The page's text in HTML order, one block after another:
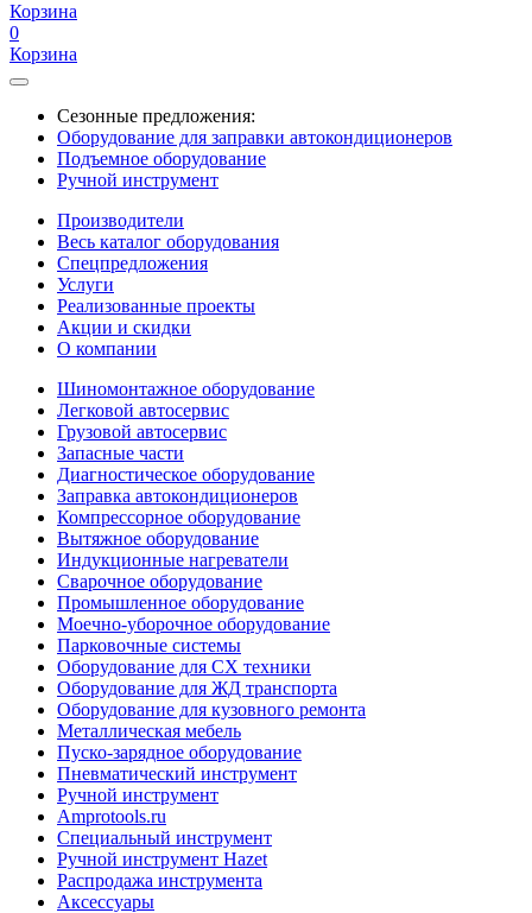
Корзина
0
Корзина
Сезонные предложения:
Оборудование для заправки автокондиционеров
Подъемное оборудование
Ручной инструмент
Производители
Весь каталог оборудования
Спецпредложения
Услуги
Реализованные проекты
Акции и скидки
О компании
Шиномонтажное оборудование
Легковой автосервис
Грузовой автосервис
Запасные части
Диагностическое оборудование
Заправка автокондиционеров
Компрессорное оборудование
Вытяжное оборудование
Индукционные нагреватели
Сварочное оборудование
Промышленное оборудование
Моечно-уборочное оборудование
Парковочные системы
Оборудование для СХ техники
Оборудование для ЖД транспорта
Оборудование для кузовного ремонта
Металлическая мебель
Пуско-зарядное оборудование
Пневматический инструмент
Ручной инструмент
Amprotools.ru
Специальный инструмент
Ручной инструмент Hazet
Распродажа инструмента
Аксессуары